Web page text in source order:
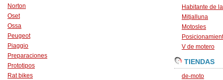
Norton
Oset
Ossa
Peugeot
Piaggio
Preparaciones
Prototipos
Rat bikes
Habitante de
Mitjalluna
Motosles
V de motero
TIENDAS
de-moto